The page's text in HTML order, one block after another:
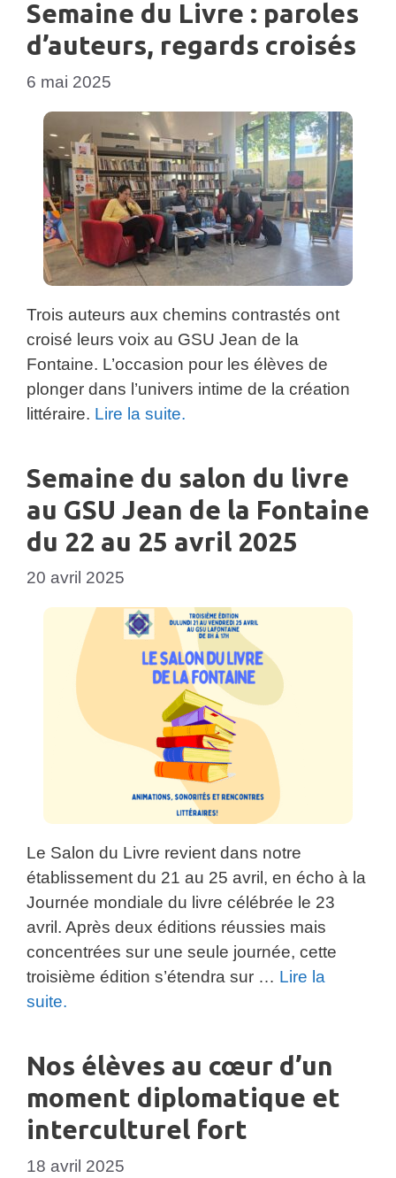
Semaine du Livre : paroles
d’auteurs, regards croisés
6 mai 2025
Trois auteurs aux chemins contrastés ont
croisé leurs voix au GSU Jean de la
Fontaine. L’occasion pour les élèves de
plonger dans l’univers intime de la création
littéraire. Lire la suite.
Semaine du salon du livre
au GSU Jean de la Fontaine
du 22 au 25 avril 2025
20 avril 2025
Le Salon du Livre revient dans notre
établissement du 21 au 25 avril, en écho à la
Journée mondiale du livre célébrée le 23
avril. Après deux éditions réussies mais
concentrées sur une seule journée, cette
troisième édition s’étendra sur … Lire la
suite.
Nos élèves au cœur d’un
moment diplomatique et
interculturel fort
18 avril 2025